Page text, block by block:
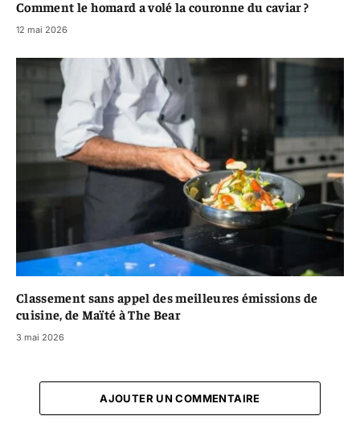
Comment le homard a volé la couronne du caviar ?
12 mai 2026
Classement sans appel des meilleures émissions de
cuisine, de Maïté à The Bear
3 mai 2026
AJOUTER UN COMMENTAIRE